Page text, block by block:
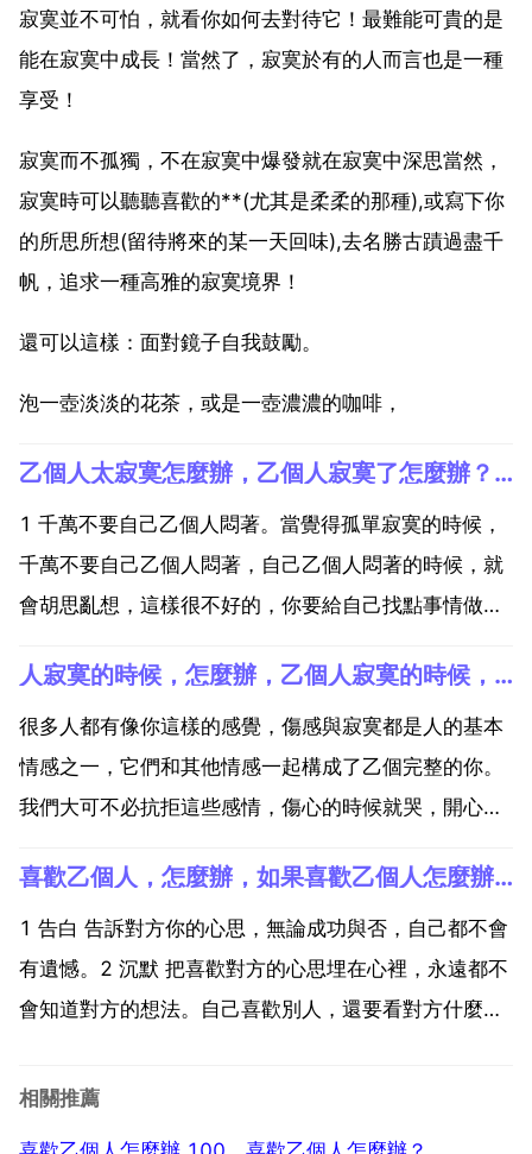
寂寞並不可怕，就看你如何去對待它！最難能可貴的是
能在寂寞中成長！當然了，寂寞於有的人而言也是一種
享受！
寂寞而不孤獨，不在寂寞中爆發就在寂寞中深思當然，
寂寞時可以聽聽喜歡的**(尤其是柔柔的那種),或寫下你
的所思所想(留待將來的某一天回味),去名勝古蹟過盡千
帆，追求一種高雅的寂寞境界！
還可以這樣：面對鏡子自我鼓勵。
泡一壺淡淡的花茶，或是一壺濃濃的咖啡，
乙個人太寂寞怎麼辦，乙個人寂寞了怎麼辦？？？
1 千萬不要自己乙個人悶著。當覺得孤單寂寞的時候，
千萬不要自己乙個人悶著，自己乙個人悶著的時候，就
會胡思亂想，這樣很不好的，你要給自己找點事情做。
單寂寞，沒有知心朋友的話，可以去改變環境，換另外
乙個環境去試試。3 給朋友打 聊天。覺得孤單寂寞的時
候，...
人寂寞的時候，怎麼辦，乙個人寂寞的時候，怎麼辦？
很多人都有像你這樣的感覺，傷感與寂寞都是人的基本
情感之一，它們和其他情感一起構成了乙個完整的你。
我們大可不必抗拒這些感情，傷心的時候就哭，開心的
散，失去朋友的痛苦與寂寞，可見你是乙個情感豐富的
人。你時常覺得孤獨，因為你的心思敏感細膩。然而，
人生沒有不散...
喜歡乙個人，怎麼辦，如果喜歡乙個人怎麼辦？
1 告白 告訴對方你的心思，無論成功與否，自己都不會
有遺憾。2 沉默 把喜歡對方的心思埋在心裡，永遠都不
會知道對方的想法。自己喜歡別人，還要看對方什麼意
樣的喜歡，於其說出來可能給對方造成困擾尷尬，還不
相關推薦